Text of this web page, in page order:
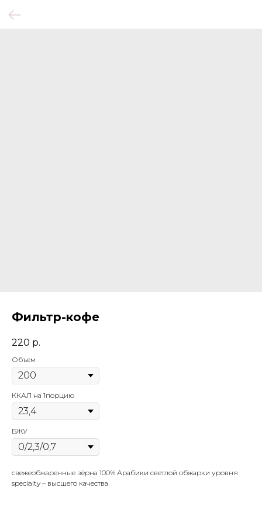
Фильтр-кофе
220 р.
Объем
ККАЛ на 1порцию
БЖУ
свежеобжаренные зёрна 100% Арабики светлой обжарки уровня
specialty – высшего качества